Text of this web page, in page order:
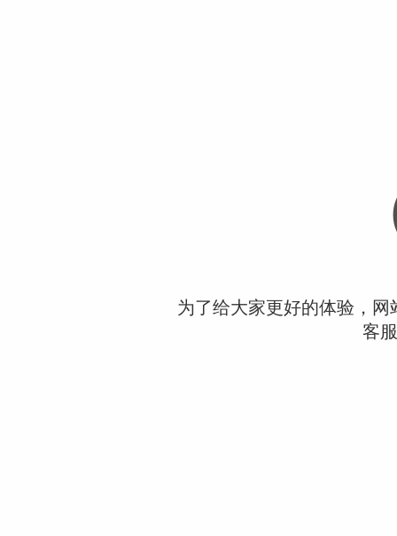
为了给大家更好的体验，
客